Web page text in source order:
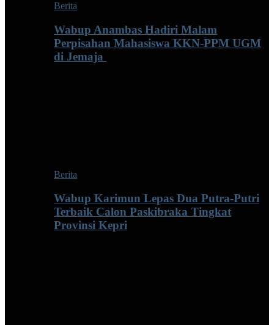
Berita
Wabup Anambas Hadiri Malam
Perpisahan Mahasiswa KKN-PPM UGM
di Jemaja ‎
Berita
Wabup Karimun Lepas Dua Putra-Putri
Terbaik Calon Paskibraka Tingkat
Provinsi Kepri